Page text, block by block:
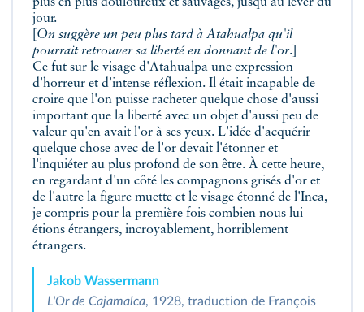
jour.
On suggère un peu plus tard à Atahualpa qu'il
pourrait retrouver sa liberté en donnant de l'or.]
Ce fut sur le visage d'Atahualpa une expression
d'horreur et d'intense réflexion. Il était incapable de
croire que l'on puisse racheter quelque chose d'aussi
important que la liberté avec un objet d'aussi peu de
valeur qu'en avait l'or à ses yeux. L'idée d'acquérir
quelque chose avec de l'or devait l'étonner et
l'inquiéter au plus profond de son être. À cette heure,
en regardant d'un côté les compagnons grisés d'or et
de l'autre la figure muette et le visage étonné de l'Inca,
je compris pour la première fois combien nous lui
étions étrangers, incroyablement, horriblement
étrangers.
Jakob Wassermann
L'Or de Cajamalca, 1928, traduction de François